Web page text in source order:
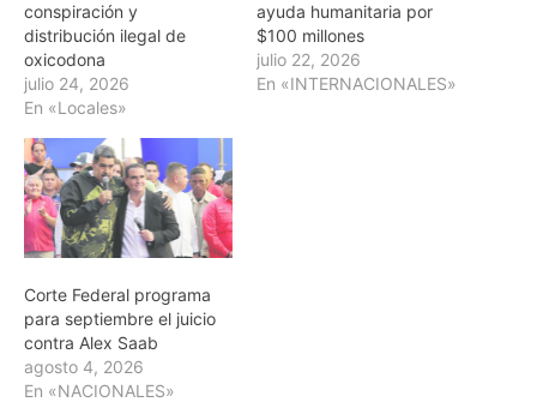
conspiración y
distribución ilegal de
oxicodona
julio 24, 2026
En «Locales»
ayuda humanitaria por
$100 millones
julio 22, 2026
En «INTERNACIONALES»
Corte Federal programa
para septiembre el juicio
contra Alex Saab
agosto 4, 2026
En «NACIONALES»